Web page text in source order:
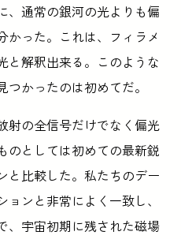
、通常の銀河の光よりも偏
かった。これは、フィラメ
と解釈出来る。このような
かったのは初めてだ。
射の全信号だけでなく偏光
のとしては初めての最新鋭
と比較した。私たちのデー
ンと非常によく一致し、
、宇宙初期に残された磁場